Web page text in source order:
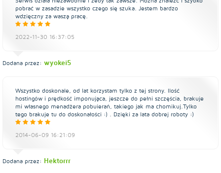
pobrać w zasadzie wszystko czego się szuka. Jestem bardzo
wdzięczny za waszą pracę.
2022-11-30 16:37:05
Dodana przez: wyokei5
Wszystko doskonale, od lat korzystam tylko z tej strony. Ilość
hostingów i prędkość imponująca, jeszcze do pełni szczęścia, brakuje
mi własnego menadżera pobuierań, takiego jak ma chomikuj.Tylko
tego brakuje tu do doskonałości :) . Dzięki za lata dobrej roboty :)
2014-06-09 16:21:09
Dodana przez: Hektorrr